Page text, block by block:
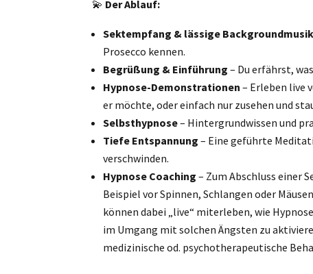
💫 Der Ablauf:
Sektempfang & lässige
Prosecco kennen.
Begrüßung & Einführung – Du erfährst,
Hypnose-Demonstrationen – Erleben live
er möchte, oder einfach nur zusehen und
Selbsthypnose– Hintergrundwissen und
Tiefe Entspannung – Eine geführte
verschwinden.
Hypnose Coaching – Zum Abschluss einer
Beispiel vor Spinnen, Schlangen oder
können dabei „live“ miterleben, wie
im Umgang mit solchen Ängsten zu
medizinische od. psychotherapeutische